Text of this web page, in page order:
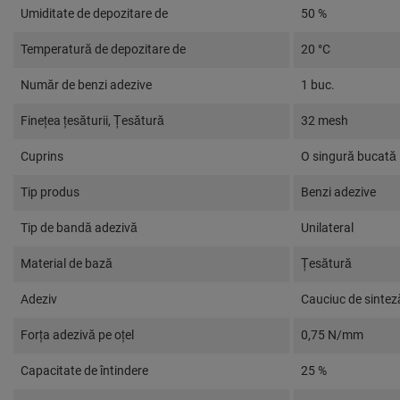
Umiditate de depozitare de 50 %
Temperatură de depozitare de 20 °C
Număr de benzi adezive 1 buc.
Fineţea ţesăturii, Ţesătură 32 mesh
Cuprins O singură bucată
Tip produs Benzi adezive
Tip de bandă adezivă Unilateral
Material de bază Ţesătură
Adeziv Cauciuc de
Forța adezivă pe oțel 0,75 N/mm
Capacitate de întindere 25 %